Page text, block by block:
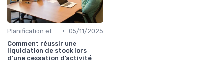
• 05/11/2025
Comment réussir une
liquidation de stock lors
d’une cessation d’activité